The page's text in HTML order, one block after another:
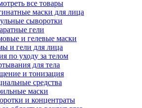
все товары
маски для лица
сыворотки
гели
и гелевые маски
и гели для лица
по уходу за телом
для тела
и тонизация
средства
маски
и концентраты